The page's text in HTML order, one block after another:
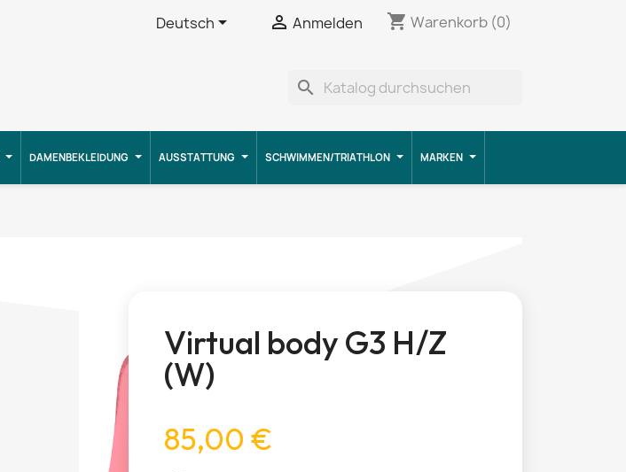
Deutsch  Anmelden shopping_cart Warenkorb (0)
search
DAMENBEKLEIDUNG AUSSTATTUNG SCHWIMMEN/TRIATHLON MARKEN
Virtual body G3 H/Z
(W)
85,00 €